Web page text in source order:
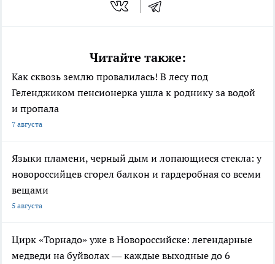
Читайте также:
Как сквозь землю провалилась! В лесу под
Геленджиком пенсионерка ушла к роднику за водой
и пропала
7 августа
Языки пламени, черный дым и лопающиеся стекла: у
новороссийцев сгорел балкон и гардеробная со всеми
вещами
5 августа
Цирк «Торнадо» уже в Новороссийске: легендарные
медведи на буйволах — каждые выходные до 6